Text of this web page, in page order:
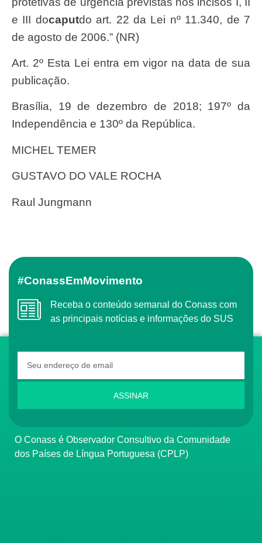
e III docaputdo art. 22 da Lei nº 11.340, de 7
de agosto de 2006.” (NR)
Art. 2º Esta Lei entra em vigor na data de sua
publicação.
Brasília, 19 de dezembro de 2018; 197º da
Independência e 130º da República.
MICHEL TEMER
GUSTAVO DO VALE ROCHA
Raul Jungmann
#ConassEmMovimento
Receba o conteúdo semanal do Conass com
as principais notícias e informações do SUS
ASSINAR
O Conass é Observador Consultivo da Comunidade
dos Países de Língua Portuguesa (CPLP)